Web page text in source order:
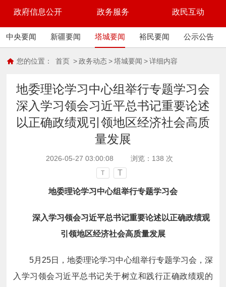
政府信息公开 政务服务 政民互动
中央要闻 新疆要闻 塔城要闻 裕民要闻 公示公告
您的位置： 首页 > 政务动态 > 塔城要闻 > 详细内容
地委理论学习中心组举行专题学习会
深入学习领会习近平总书记重要论述
以正确政绩观引领地区经济社会高质
量发展
2026-05-27 03:00:08 浏览： 138 次
T T
地委理论学习中心组举行专题学习会
深入学习领会习近平总书记重要论述以正确政绩观
引领地区经济社会高质量发展
5月25日，地委理论学习中心组举行专题学习会，深
入学习领会习近平总书记关于树立和践行正确政绩观的